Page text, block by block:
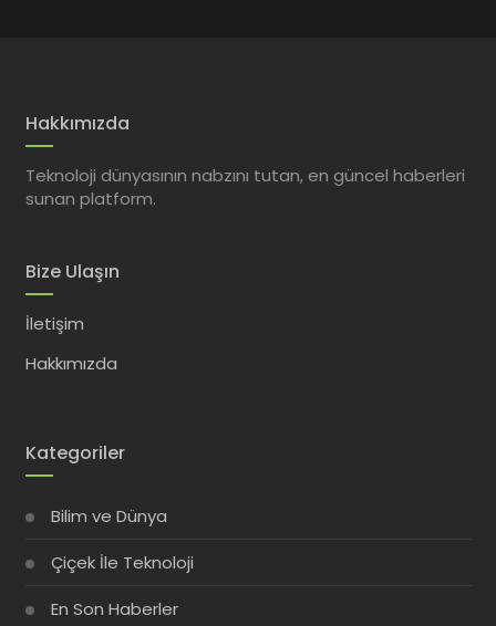
Hakkımızda
Teknoloji dünyasının nabzını tutan, en güncel haberleri
sunan platform.
Bize Ulaşın
İletişim
Hakkımızda
Kategoriler
Bilim ve Dünya
Çiçek İle Teknoloji
En Son Haberler